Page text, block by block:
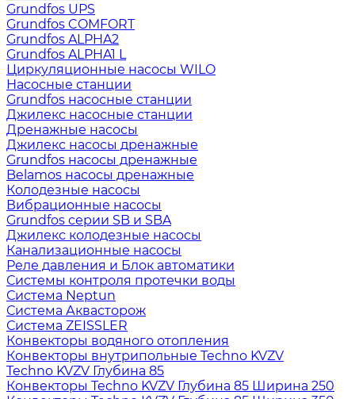
Grundfos UPS
Grundfos COMFORT
Grundfos ALPHA2
Grundfos ALPHA1 L
Циркуляционные насосы WILO
Насосные станции
Grundfos насосные станции
Джилекс насосные станции
Дренажные насосы
Джилекс насосы дренажные
Grundfos насосы дренажные
Belamos насосы дренажные
Колодезные насосы
Вибрационные насосы
Grundfos серии SB и SBA
Джилекс колодезные насосы
Канализационные насосы
Реле давления и Блок автоматики
Системы контроля протечки воды
Система Neptun
Система Аквасторож
Система ZEISSLER
Конвекторы водяного отопления
Конвекторы внутрипольные Techno KVZV
Techno KVZV Глубина 85
Конвекторы Techno KVZV Глубина 85 Ширина 250